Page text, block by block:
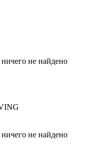
не найдено
не найдено